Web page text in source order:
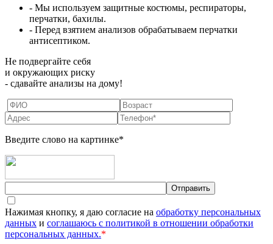
- Мы используем защитные костюмы, респираторы,
перчатки, бахилы.
- Перед взятием анализов обрабатываем перчатки
антисептиком.
Не подвергайте себя
и окружающих риску
- сдавайте анализы на дому!
Введите слово на картинке*
Нажимая кнопку, я даю согласие на обработку персональных
данных и соглашаюсь с политикой в отношении обработки
персональных данных.*